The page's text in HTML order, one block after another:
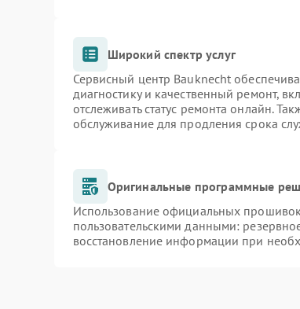
Широкий спектр услуг
Сервисный центр Bauknecht
диагностику и качественный ремонт,
отслеживать статус ремонта онлайн.
обслуживание для продления срока
Оригинальные программные
Использование официальных
пользовательскими данными:
восстановление информации при